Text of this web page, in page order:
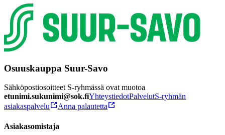
Osuuskauppa Suur-Savo
Sähköpostiosoitteet S-ryhmässä ovat muotoa
etunimi.sukunimi@sok.fiYhteystiedotPalvelutS-ryhmän
asiakaspalvelu
Anna palautetta
Asiakasomistaja